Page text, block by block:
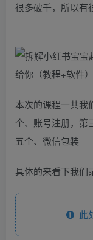
很多破千，所以有
本次的课程一共我
个、账号注册，第
五个、微信包装
具体的来看下我们
此